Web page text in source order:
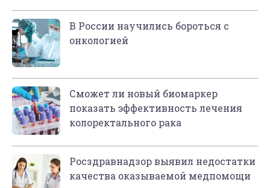
В России научились бороться с
онкологией
Сможет ли новый биомаркер
показать эффективность лечения
колоректального рака
Росздравнадзор выявил недостатки
качества оказываемой медпомощи